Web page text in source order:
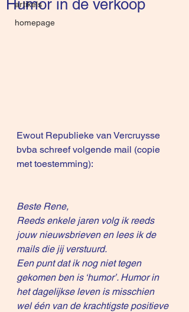
artikels
homepage
Humor in de verkoop
Ewout Republieke van Vercruysse
bvba schreef volgende mail (copie
met toestemming):
Beste Rene,
Reeds enkele jaren volg ik reeds
jouw nieuwsbrieven en lees ik de
mails die jij verstuurd.
Een punt dat ik nog niet tegen
gekomen ben is ‘humor’. Humor in
het dagelijkse leven is misschien
wel één van de krachtigste positieve